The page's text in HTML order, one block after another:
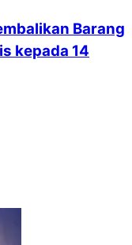
Barang
kepada 14